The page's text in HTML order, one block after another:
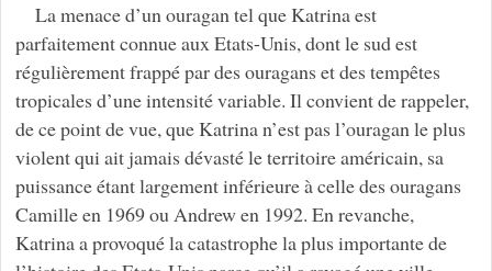
La menace d’un ouragan tel que Katrina est
parfaitement connue aux Etats-Unis, dont le sud est
régulièrement frappé par des ouragans et des tempêtes
tropicales d’une intensité variable. Il convient de rappeler,
de ce point de vue, que Katrina n’est pas l’ouragan le plus
violent qui ait jamais dévasté le territoire américain, sa
puissance étant largement inférieure à celle des ouragans
Camille en 1969 ou Andrew en 1992. En revanche,
Katrina a provoqué la catastrophe la plus importante de